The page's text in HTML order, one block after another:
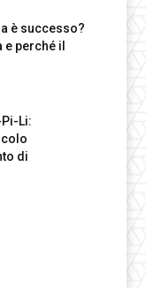
è successo?
perché il
Li:
di